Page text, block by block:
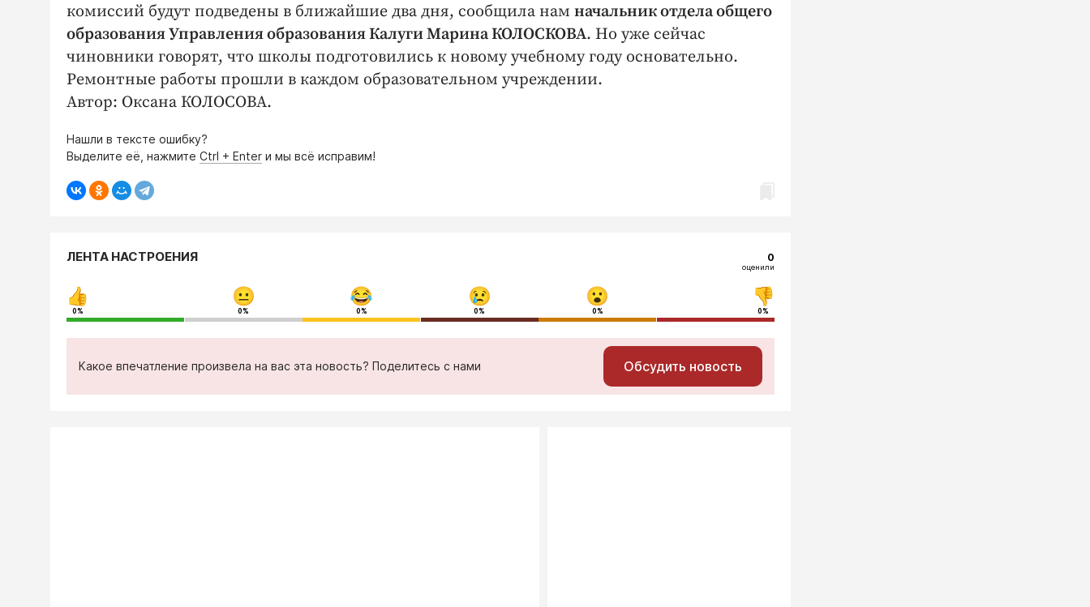
комиссий будут подведены в ближайшие два дня, сообщила нам начальник отдела общего
образования Управления образования Калуги Марина КОЛОСКОВА. Но уже сейчас
чиновники говорят, что школы подготовились к новому учебному году основательно.
Ремонтные работы прошли в каждом образовательном учреждении.
Автор: Оксана КОЛОСОВА.
Нашли в тексте ошибку?
Выделите её, нажмите Ctrl + Enter и мы всё исправим!
ЛЕНТА НАСТРОЕНИЯ 0
оценили
0% 0% 0% 0% 0% 0%
Какое впечатление произвела на вас эта новость? Поделитесь с нами Обсудить новость